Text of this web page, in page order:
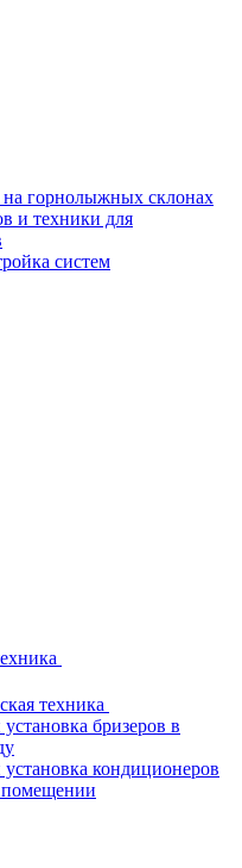
горнолыжных склонах
и техники для
систем
техника
бризеров в
кондиционеров